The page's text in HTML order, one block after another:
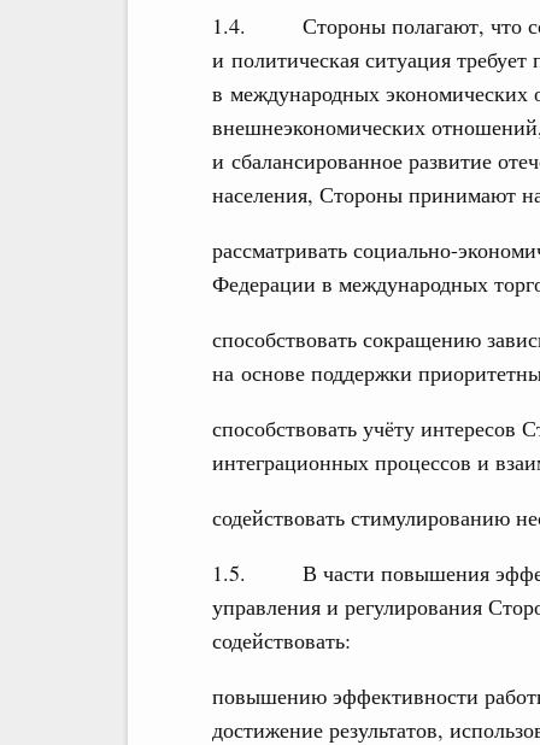
1.4. Стороны полагают, что
и политическая ситуация
в международных экономических
внешнеэкономических
и сбалансированное развитие
населения, Стороны принимают
рассматривать социально-
Федерации в международных
способствовать сокращению
на основе поддержки
способствовать учёту
интеграционных процессов и
содействовать стимулированию
1.5. В части повышения
управления и регулирования
содействовать:
повышению эффективности
достижение результатов,